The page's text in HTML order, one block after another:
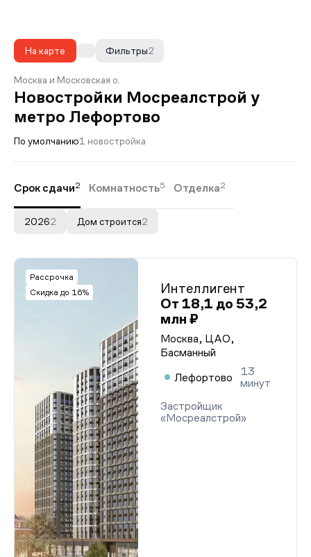
На карте 2
Фильтры
Москва и Московская о.
Новостройки Мосреалстрой у
метро Лефортово
По умолчанию1 новостройка
Срок сдачи2 Комнатность5 Отделка2
20262 Дом строится2
Рассрочка
Скидка до 16%
Интеллигент
От 18,1 до 53,2
млн ₽
Москва, ЦАО,
Басманный
Лефортово
13
минут
Застройщик
«Мосреалстрой»